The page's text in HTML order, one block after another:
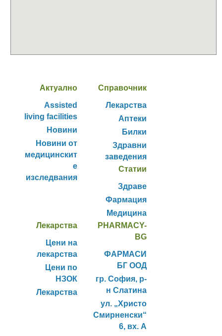
Актуално
Assisted
living facilities
Новини
Новини от
медицинскит
е
изследвания
Справочник
Лекарства
Аптеки
Билки
Здравни
заведения
Статии
Здраве
Фармация
Медицина
Лекарства
Цени на
лекарства
Цени по
НЗОК
Лекарства
PHARMACY-
BG
ФАРМАСИ
БГ ООД
гр. София, р-
н Слатина
ул. „Христо
Смирненски“
6, вх. А